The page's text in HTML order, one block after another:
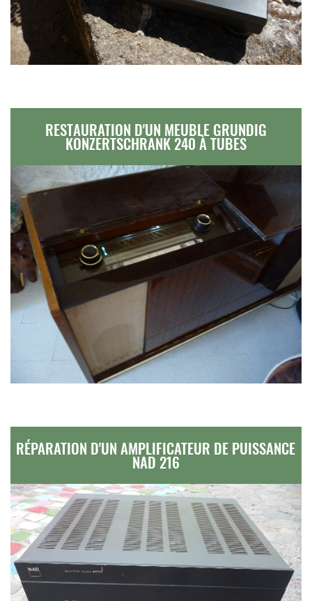
RESTAURATION D'UN MEUBLE GRUNDIG
KONZERTSCHRANK 240 À TUBES
RÉPARATION D'UN AMPLIFICATEUR DE PUISSANCE
NAD 216